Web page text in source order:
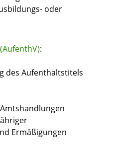
oder
:
des Aufenthaltstitels
Ermäßigungen